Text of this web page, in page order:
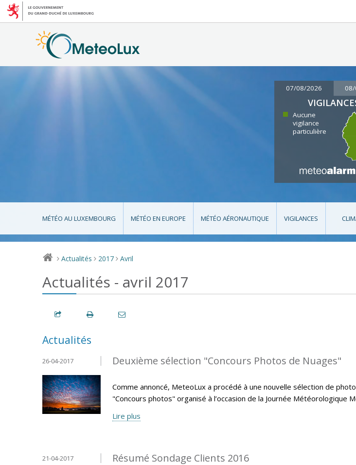
07/08/2026
Aucune
vigilance
particulière
MÉTÉO AU LUXEMBOURG MÉTÉO EN EUROPE MÉTÉO AÉRONAUTIQUE VIGILANCES
> Actualités > 2017 > Avril
Actualités - avril 2017
Actualités
Deuxième sélection "Concours Photos de Nuages"
26-04-2017
Comme annoncé, MeteoLux a procédé à une nouvelle sélection de
"Concours photos" organisé à l’occasion de la Journée Météorologique
Lire plus
Résumé Sondage Clients 2016
21-04-2017